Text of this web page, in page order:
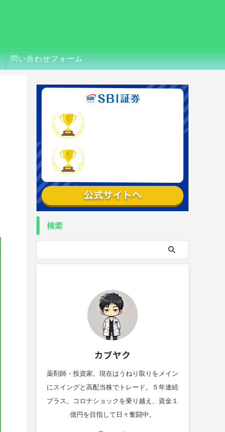
問い合わせフォーム
検索
カブヤク
薬剤師・投資家。現在はうねり取りをメイン
にスイングと高配当株でトレード。５年連続
プラス。コロナショックを乗り越え、資金１
億円を目指して日々奮闘中。